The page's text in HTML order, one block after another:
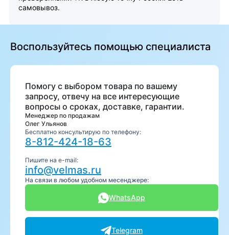
самовывоз.
Воспользуйтесь помощью специалиста
Помогу с выбором товара по вашему
запросу, отвечу на все интересующие
вопросы о сроках, доставке, гарантии.
Менеджер по продажам
Олег Ульянов
Бесплатно консультирую по телефону:
8-812-424-18-63
Пишите на e-mail:
info@velmas.ru
На связи в любом удобном месенджере:
WhatsApp
Telegram